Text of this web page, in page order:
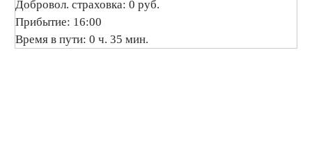
Добровол. страховка: 0 руб.
Прибытие: 16:00
Время в пути: 0 ч. 35 мин.